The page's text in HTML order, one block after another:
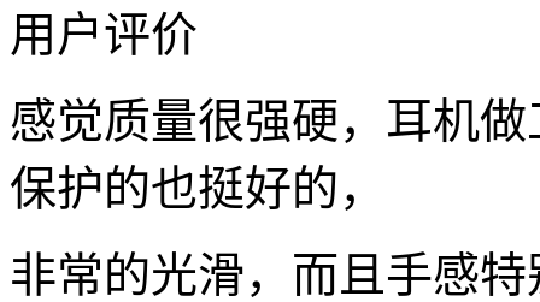
用户评价
感觉质量很强硬，耳机
保护的也挺好的，
非常的光滑，而且手感